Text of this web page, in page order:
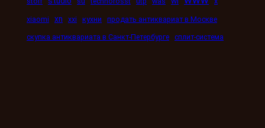
xiaomi xn xxi кухни
продать антиквариат в Москве
скупка антиквариата в Санкт-Петербурге сплит-система